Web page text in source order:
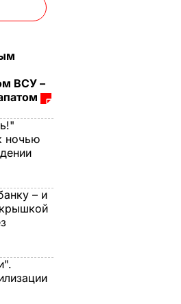
сеть
ВСУ –
ночью
– и